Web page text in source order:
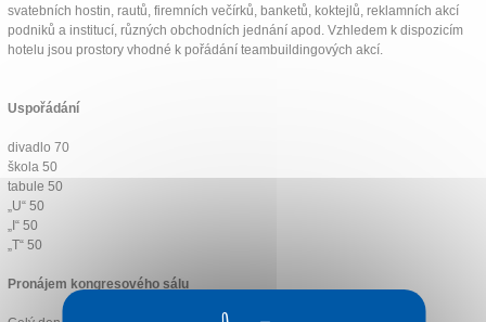
svatebních hostin, rautů, firemních večírků, banketů, koktejlů, reklamních akcí
podniků a institucí, různých obchodních jednání apod. Vzhledem k dispozicím
hotelu jsou prostory vhodné k pořádání teambuildingových akcí.
Uspořádání
divadlo 70
škola 50
tabule 50
„U“ 50
„I“ 50
„T“ 50
Pronájem kongresového sálu